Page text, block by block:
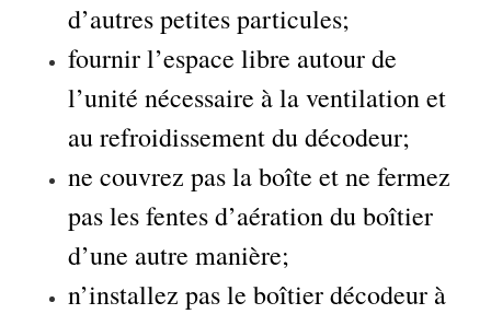
d’autres petites particules;
fournir l’espace libre autour de
l’unité nécessaire à la ventilation et
au refroidissement du décodeur;
ne couvrez pas la boîte et ne fermez
pas les fentes d’aération du boîtier
d’une autre manière;
n’installez pas le boîtier décodeur à